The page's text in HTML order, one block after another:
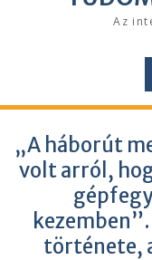
Az
„A háborút
volt arról,
története,